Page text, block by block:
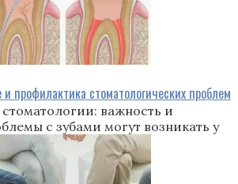
профилактика стоматологических проблем
важность и
с зубами могут возникать у